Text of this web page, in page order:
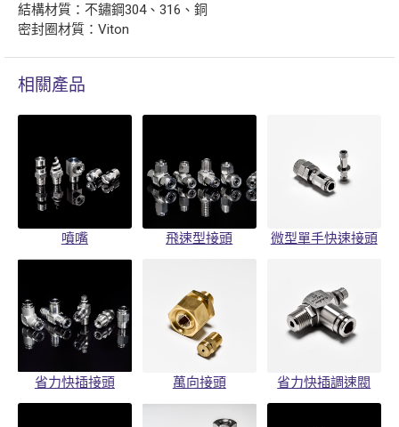
結構材質：不鏽鋼304、316、銅
密封圈材質：Viton
相關產品
噴嘴 飛速型接頭 微型單手快速接頭
省力快插接頭 萬向接頭 省力快插調速閥